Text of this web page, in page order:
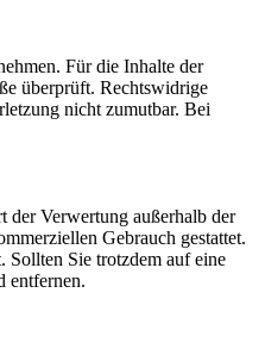
Für die Inhalte der
überprüft. Rechtswidrige
nicht zumutbar. Bei
der Verwertung außerhalb der
Gebrauch gestattet.
Sollten Sie trotzdem auf eine
entfernen.